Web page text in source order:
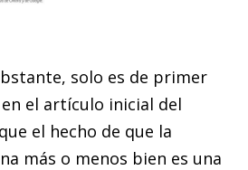
solo es de primer
el artículo inicial del
el hecho de que la
más o menos bien es una